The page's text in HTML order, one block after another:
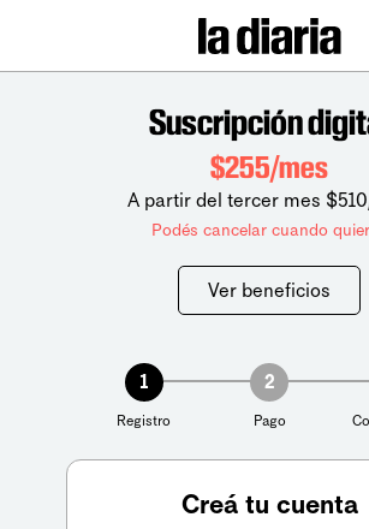
Suscripción
$255/mes
A partir del tercer mes
Podés cancelar cuando
Ver beneficios
1
Registro
2
Pago
Creá tu cuenta